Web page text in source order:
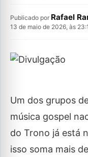
Publicado por Rafael
13 de maio de 2026, às
Um dos grupos
música gospel
do Trono já está
isso soma mais